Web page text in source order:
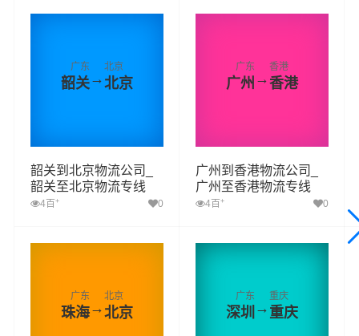
广东
韶关→
北京
北京
韶关到北京物流公司_
韶关至北京物流专线
4百 + 0
广东
广州 →
香港
香港
广州到香港物流公司_
广州至香港物流专线
4百 + 0
广东
珠海→
北京
北京
广东
深圳→
重庆
重庆